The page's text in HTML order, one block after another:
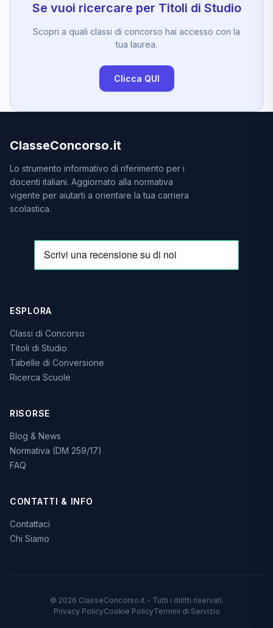
Se vuoi ricercare per Titoli di Studio
Scopri a quali classi di concorso hai accesso con la
tua laurea.
Clicca QUI
ClasseConcorso.it
Lo strumento informativo di riferimento per i
docenti italiani. Aggiornato alla normativa
vigente per aiutarti a orientare la tua carriera
scolastica.
ESPLORA
Classi di Concorso
Titoli di Studio
Tabelle di Conversione
Ricerca Scuole
RISORSE
Blog & News
Normativa (DM 259/17)
FAQ
CONTATTI & INFO
Contattaci
Chi Siamo
© 2026 ClasseConcorso.it - Tutti i diritti riservati.
Privacy PolicyCookie PolicyTermini di Servizio